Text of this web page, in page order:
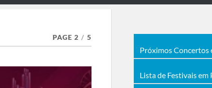
PAGE 2 / 5
Próximos Concertos
Lista de Festivais em